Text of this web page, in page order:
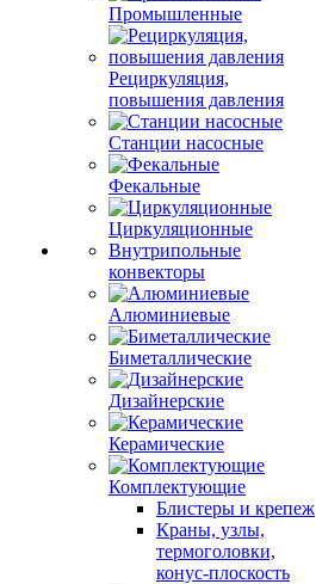
Промышленные
Рециркуляция,
повышения давления
Станции насосные
Фекальные
Циркуляционные
Внутрипольные
конвекторы
Алюминиевые
Биметаллические
Дизайнерские
Керамические
Комплектующие
Блистеры и крепеж
Краны, узлы,
термоголовки,
конус-плоскость